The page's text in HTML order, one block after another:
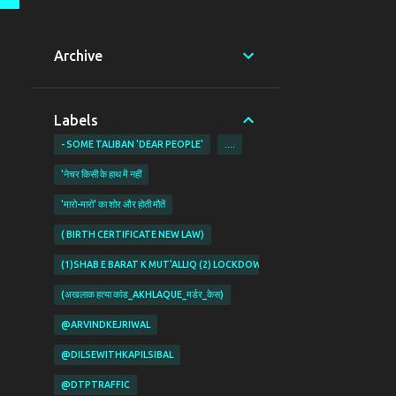
Archive
Labels
- SOME TALIBAN 'DEAR PEOPLE'
'नेचर किसी के हाथ में नहीं
'मारो-मारो' का शोर और होती मौतें
( BIRTH CERTIFICATE NEW LAW)
(1)SHAB E BARAT K MUT'ALLIQ (2) LOCKDOWN KI PABANDIYON K
(अखलाक हत्या कांड_AKHLAQUE_मर्डर_केस)
@ARVINDKEJRIWAL
@DILSEWITHKAPILSIBAL
@DTPTRAFFIC